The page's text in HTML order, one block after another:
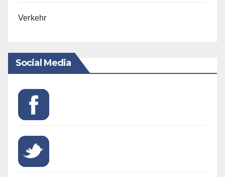
Verkehr
Social Media